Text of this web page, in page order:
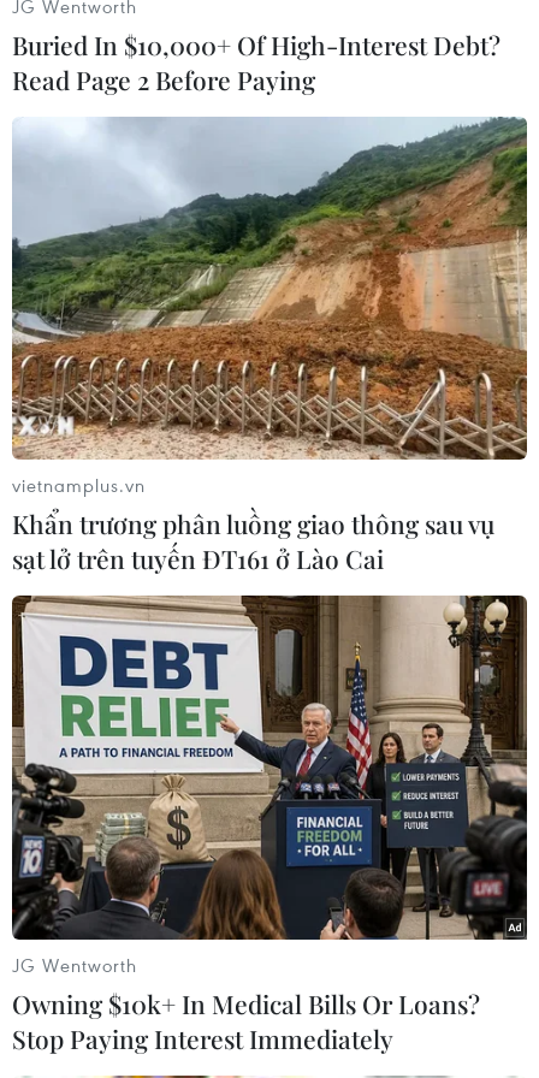
xebuýt, tàu điện ngầm và taxi, sẽ chuyên chở
khoảng 20 triệu lượt người mỗi ngày,với khoảng
800.000 người sẽ sử dụng phương tiện công
cộng trong những ngày caođiểm./.
(TTXVN)
#Olympic 2012
#Công nhân viên chức
#Phương tiện vận tải
Anh
Theo dõi VietnamPlus
TIN CÙNG CHUYÊN MỤC
Cục diện ASEAN Cup: Việt Nam
JG Wentworth
Buried In $10,000+ Of High-Interest Debt?
Read Page 2 Before Paying
vietnamplus.vn
Khẩn trương phân luồng giao thông sau vụ
sạt lở trên tuyến ĐT161 ở Lào Cai
JG Wentworth
Owning $10k+ In Medical Bills Or Loans?
Stop Paying Interest Immediately